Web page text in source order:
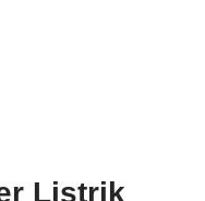
Listrik